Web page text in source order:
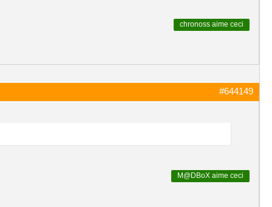
chronoss aime ceci
#644149
M@DBoX aime ceci